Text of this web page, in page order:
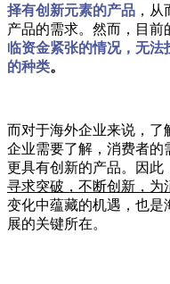
择有创新元素的产品 ，
产品的需求。然而，目前
临资金紧张的情况，无
的种类。
而对于海外企业来说，了
企业需要了解，消费者的
更具有创新的产品。因此
寻求突破，不断创新，为
变化中蕴藏的机遇，也是
展的关键所在。